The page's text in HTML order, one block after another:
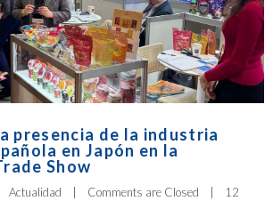
presencia de la industria
en Japón en la
Show
Actualidad Comments are Closed
12